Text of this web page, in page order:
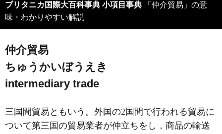
ブリタニカ国際大百科事典 小項目事典 「仲介貿易」の意
味・わかりやすい解説
仲介貿易
ちゅうかいぼうえき
intermediary trade
三国間貿易ともいう。外国の2国間で行われる貿易に
ついて第三国の貿易業者が仲立ちをし，商品の輸送